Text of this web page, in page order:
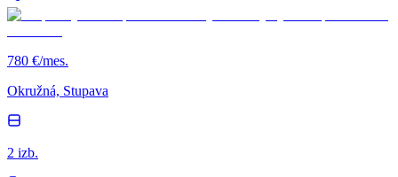
780 €/mes.
Okružná, Stupava
2 izb.